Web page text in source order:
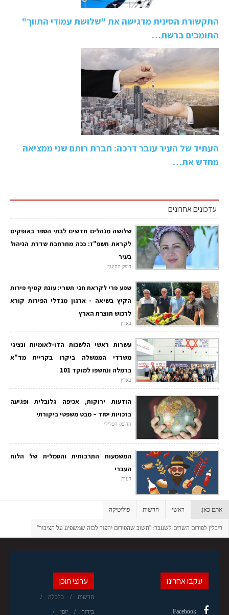
התקשורת הסינית מדגישה את "שלושת עמודי התווך"
התומכים ברשת…
העתיד של העיר עובר דרכה: חברת רותם שני ממציאה
מחדש את…
עדכונים אחרונים
שלושה מנהלים חדשים לבתי הספר באופקים
לקראת תשפ"ז: ככה מתרחבת שדרת הניהול
בעיר
דופק החינוך
שפע פרי לקראת חגי תשרי: עונת קטיף פירות
הקיץ בשיאה - ארגון מגדלי הפירות קורא
לרכוש תוצרת הארץ
בארץ
עשרות ראשי הלשכות הדו-לאומיות ונציגי
משרדי הממשלה ביקרו בקריית מד"א
ברמלה ונחשפו למוקד 101
בארץ
הודעות ירוקות, אכיפה גלובלית ופגיעה
בזכויות יסוד – מבט משפטי ביקורתי
הדופק הפלילי
המשמעות התרבותית והסמלית של הלוח
העברי
דעות
אתם כאן: ראשי חדשות פוליטיקה
ריבלין לפורום השרים לשעבר: ''חשוב שהפורום יהפוך לכזה שמשפיע על הציבור''
ערוצי תוכן
חדשות כלכלה
בידור יופי
עקבו אחרינו
Facebook